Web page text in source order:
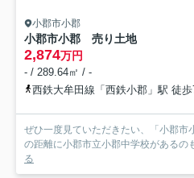
小郡市小郡
小郡市小郡 売り土地
2,874万円
- / 289.64㎡ / -
西鉄大牟田線「西鉄小郡」駅 徒
ぜひ一度見ていただきたい、「小郡
の距離に小郡市立小郡中学校があるの
る